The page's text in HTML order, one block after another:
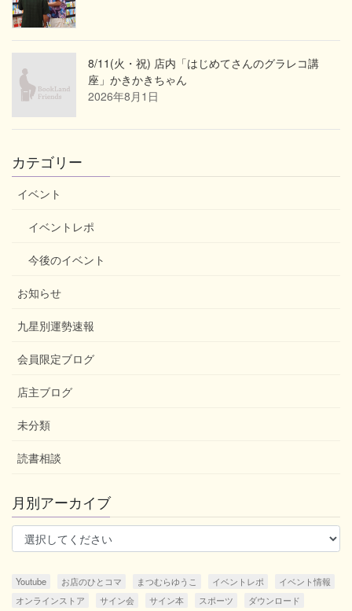
8/11(火・祝) 店内「はじめてさんのグラレコ講
座」かきかきちゃん
2026年8月1日
カテゴリー
イベント
イベントレポ
今後のイベント
お知らせ
九星別運勢速報
会員限定ブログ
店主ブログ
未分類
読書相談
月別アーカイブ
Youtube お店のひとコマ まつむらゆうこ イベントレポ
イベント情報
オンラインストア
サイン会 サイン本 スポーツ
ダウンロード